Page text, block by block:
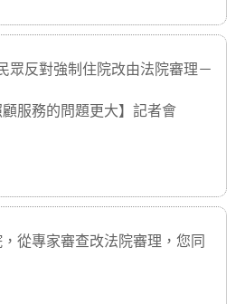
眾反對強制住院改由法院審理－
服務的問題更大】記者會
從專家審查改法院審理，您同